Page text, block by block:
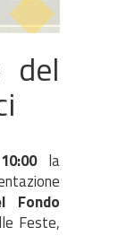
del
la
Fondo
Feste,